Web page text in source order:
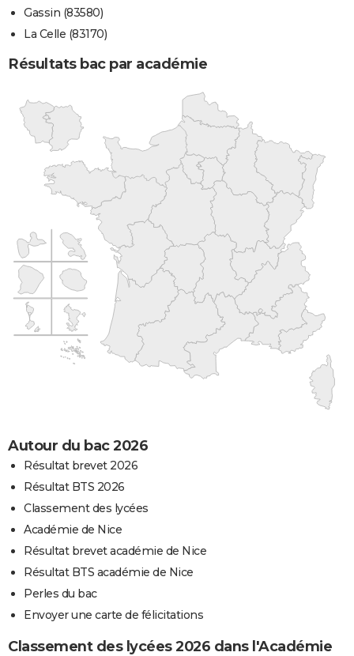
Gassin (83580)
La Celle (83170)
Résultats bac par académie
Autour du bac 2026
Résultat brevet 2026
Résultat BTS 2026
Classement des lycées
Académie de Nice
Résultat brevet académie de Nice
Résultat BTS académie de Nice
Perles du bac
Envoyer une carte de félicitations
Classement des lycées 2026 dans l'Académie